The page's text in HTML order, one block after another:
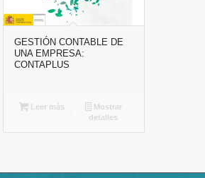
GESTIÓN CONTABLE DE
UNA EMPRESA:
CONTAPLUS
Leer más
Mostrar
detalles